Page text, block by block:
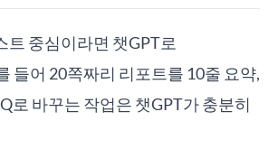
트 중심이라면 챗GPT로
들어 20쪽짜리 리포트를 10줄 요약,
로 바꾸는 작업은 챗GPT가 충분히